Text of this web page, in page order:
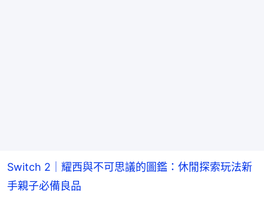
Switch 2｜耀西與不可思議的圖鑑：休閒探索玩法新
手親子必備良品